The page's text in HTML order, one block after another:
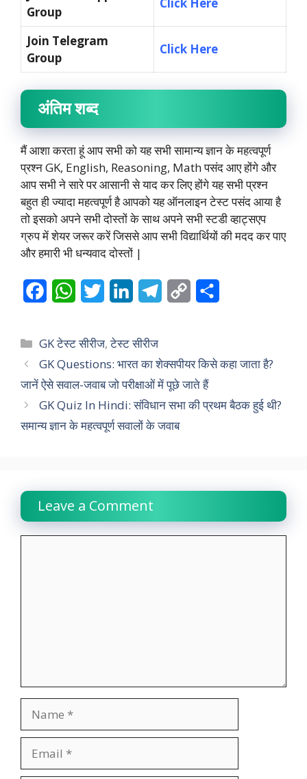
Group
Join Telegram
Group
Click Here
अंतिम शब्द
मैं आशा करता हूं आप सभी को यह सभी सामान्य ज्ञान के महत्वपूर्ण
प्रश्न GK, English, Reasoning, Math पसंद आए होंगे और
आप सभी ने सारे पर आसानी से याद कर लिए होंगे यह सभी प्रश्न
बहुत ही ज्यादा महत्वपूर्ण है आपको यह ऑनलाइन टेस्ट पसंद आया है
तो इसको अपने सभी दोस्तों के साथ अपने सभी स्टडी व्हाट्सएप
ग्रुप में शेयर जरूर करें जिससे आप सभी विद्यार्थियों की मदद कर पाए
और हमारी भी धन्यवाद दोस्तों |
c
e
b
o
o
W
a
t
s
A
p
i
t
t
e
r
n
k
e
d
I
e
g
r
a
y
L
i
r
Categories
GK टेस्ट सीरीज,टेस्ट सीरीज
GK Questions: भारत का शेक्सपीयर किसे कहा जाता है?
जानें ऐसे सवाल-जवाब जो परीक्षाओं में पूछे जाते हैं
GK Quiz In Hindi: संविधान सभा की प्रथम बैठक हुई थी?
समान्य ज्ञान के महत्वपूर्ण सवालों के जवाब
Leave a Comment